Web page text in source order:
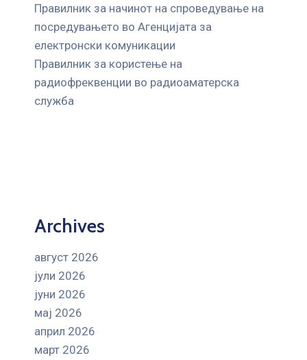
Правилник за начинот на спроведување на
посредувањето во Агенцијата за
електронски комуникации
Правилник за користење на
радиофреквенции во радиоаматерска
служба
Archives
август 2026
јули 2026
јуни 2026
мај 2026
април 2026
март 2026